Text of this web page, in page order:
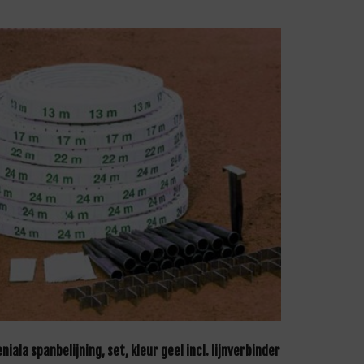
LEES VERDER
spanbelijning, set, kleur geel incl. lijnverbinder